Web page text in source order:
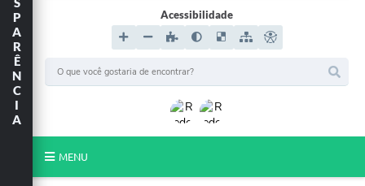
Acessibilidade
MENU
P
A
R
Ê
N
C
I
A